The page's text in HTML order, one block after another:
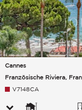
Cannes
Französische Riviera,
V7148CA